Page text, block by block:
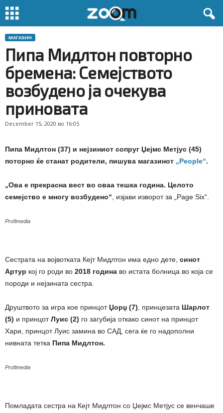
МАГАЗИН
Пипа Мидлтон повторно
бремена: Семејството
возбудено ја очекува
приновата
December 15, 2020 во 16:05
Пипа Мидлтон (37) и нејзиниот сопруг Џејмс Метјус (45)
поторно ќе станат родители, пишува магазинот „People“.
„Ова е прекрасна вест во оваа тешка година. Целото
семејство е многу возбудено“ , изјави изворот за „Page Six“.
Profimedia
Сестрата на војвотката Кејт Мидлтон има едно дете, синот
Артур кој го роди во 2018 година во истата болница во која се
породи и нејзината сестра.
Друштвото за игра кое принцот Џорџ (7) , принцезата Шарлот
(5) и принцотЛуис (2) го загубија откако синот на принцот
Хари, принцот Луис замина во САД, сега ќе го надополни
нивната тетка Пипа Мидлтон.
Profimedia
Помладата сестра на Кејт Мидлтон со Џејмс Метјус се венчаше